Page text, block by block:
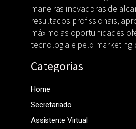
Marketing Digital
Emprego e Recolocação
Cursos e Eventos
Institucional
Politicas de Cookies e Privacidade
Sobre Nós
Fale Conosco